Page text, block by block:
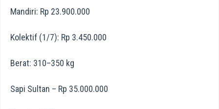
Mandiri: Rp 23.900.000
Kolektif (1/7): Rp 3.450.000
Berat: 310–350 kg
Sapi Sultan – Rp 35.000.000